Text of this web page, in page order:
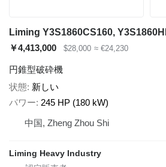
￥4,413,000 $28,000 ≈ €24,230
円錐型破砕機
状態 新しい
パワー 245 HP (180 kW)
中国, Zheng Zhou Shi
Liming Heavy Industry